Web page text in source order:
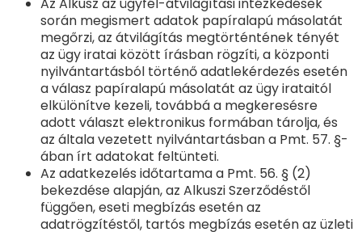
Az Alkusz az ügyfél-átvilágítási intézkedések
során megismert adatok papíralapú másolatát
megőrzi, az átvilágítás megtörténtének tényét
az ügy iratai között írásban rögzíti, a központi
nyilvántartásból történő adatlekérdezés esetén
a válasz papíralapú másolatát az ügy irataitól
elkülönítve kezeli, továbbá a megkeresésre
adott választ elektronikus formában tárolja, és
az általa vezetett nyilvántartásban a Pmt. 57. §-
ában írt adatokat feltünteti.
Az adatkezelés időtartama a Pmt. 56. § (2)
bekezdése alapján, az Alkuszi Szerződéstől
függően, eseti megbízás esetén az
adatrögzítéstől, tartós megbízás esetén az üzleti